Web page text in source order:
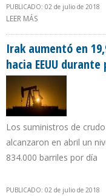
PUBLICADO: 02 de julio de 2018
LEER MÁS
Irak aumentó en
hacia EEUU
Los suministros de
alcanzaron en abril un
834.000 barriles por día
PUBLICADO: 02 de julio de 2018